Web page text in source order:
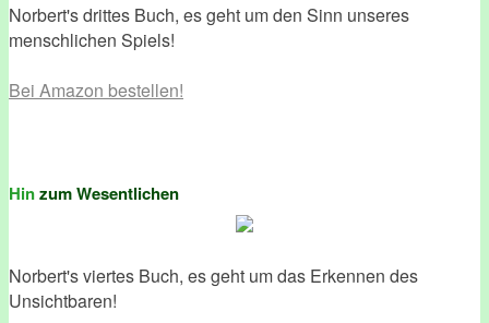
Norbert's drittes Buch, es geht um den Sinn unseres
menschlichen Spiels!
Bei Amazon bestellen!
Hinzum Wesentlichen
Norbert's viertes Buch, es geht um das Erkennen des
Unsichtbaren!